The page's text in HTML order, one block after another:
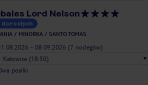
Lord Nelson
dorosłych
MINORKA SANTO TOMAS
- 08.09.2026 (7 noclegów)
Katowice (18:50)
posiłki